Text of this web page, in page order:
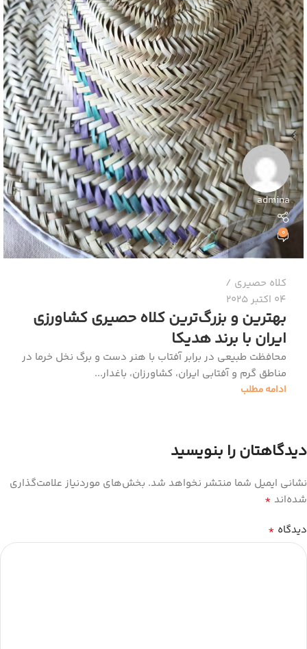
admina
0
کلاه حصیری
04 اکتبر 2025
بهترین و بزرگ‌ترین کلاه حصیری کشاورزی
ایران با برند هدیکا
محافظت طبیعی در برابر آفتاب با هنر دست و برگ نخل خرما در
مناطق گرم و آفتابی ایران، کشاورزان، باغدار...
ادامه مطلب
دیدگاهتان را بنویسید
نشانی ایمیل شما منتشر نخواهد شد. بخش‌های موردنیاز علامت‌گذاری
شده‌اند *
دیدگاه *